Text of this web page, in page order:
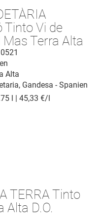
Tinto Vi de
Mas Terra Alta
Gandesa - Spanien
Alta
l | 45,33 €/l
TERRA Tinto
Alta D.O.